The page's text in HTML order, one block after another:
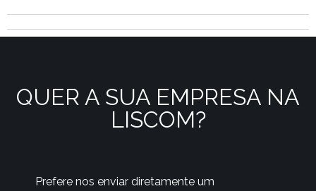
QUER A SUA EMPRESA NA
LISCOM?
Prefere nos enviar diretamente um